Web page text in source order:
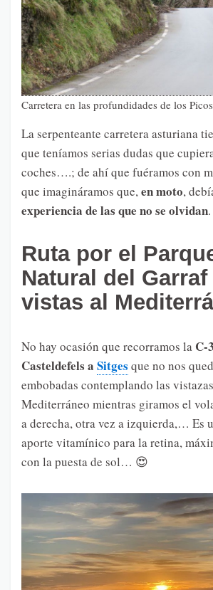
Carretera en las profundidades de los
La serpenteante carretera asturiana
que teníamos serias dudas que
coches….; de ahí que fuéramos con
que imagináramos que, en moto,
experiencia de las que no se olvidan.
Ruta por el
Natural del Garraf
vistas al
No hay ocasión que recorramos la C-
Casteldefels a Sitges que no nos
embobadas contemplando las
Mediterráneo mientras giramos el
a derecha, otra vez a izquierda,… Es
aporte vitamínico para la retina,
con la puesta de sol… 😍